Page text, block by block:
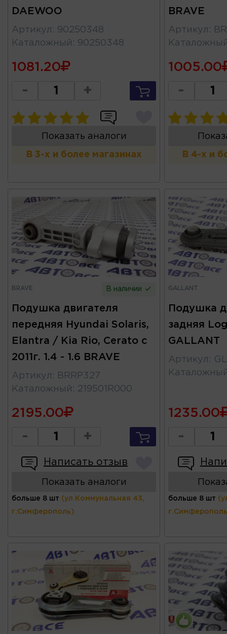
DAEWOO
Артикул : 90250348
Каталожный : 90250348
1081.20
- +
Показать аналоги
В 3-х и более магазинах
BRAVE
Артикул :
1005.00
-
В 4-х и
BRAVE В наличии
Подушка двигателя
передняя Hyundai Solaris,
Elantra / Kia Rio, Cerato с
2011г. 1.4 - 1.6 BRAVE
Артикул :
BRRP327
Каталожный : 219501R000
2195.00
- +
Написать отзыв
Показать аналоги
больше 8 шт (ул.Коммунальная 43,
г.Симферополь)
GALLANT
Подушка
задняя
GALLANT
Артикул :
1235.00
-
больше 8 шт